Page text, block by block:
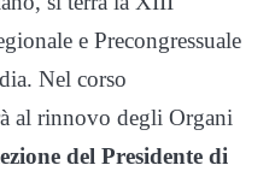
e Precongressuale
Nel corso
al rinnovo degli Organi
del Presidente di